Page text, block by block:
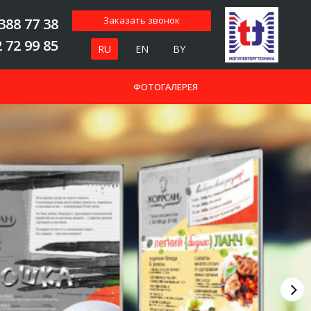
77 38
72 99 85
Заказать звонок
RU EN BY
ФОТОГАЛЕРЕЯ